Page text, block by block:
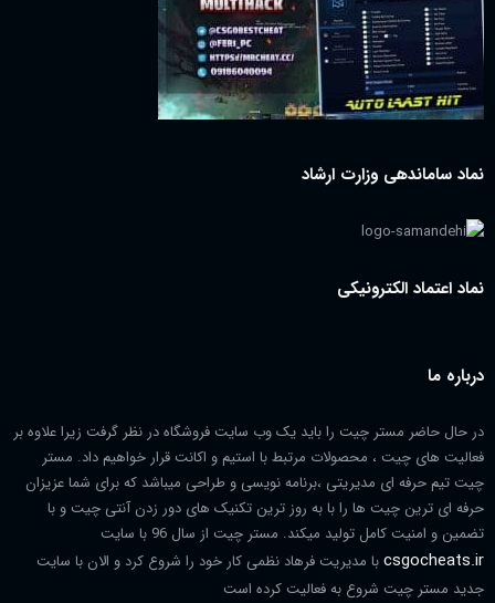
نماد ساماندهی وزارت ارشاد
نماد اعتماد الکترونیکی
درباره ما
در حال حاضر مستر چیت را باید یک وب سایت فروشگاه در نظر گرفت زیرا علاوه بر
فعالیت های چیت ، محصولات مرتبط با استیم و اکانت قرار خواهیم داد. مستر
چیت تیم حرفه ای مدیریتی ،برنامه نویسی و طراحی میباشد که برای شما عزیزان
حرفه ای ترین چیت ها را با به روز ترین تکنیک های دور زدن آنتی چیت و با
تضمین و امنیت کامل تولید میکند. مستر چیت از سال 96 با سایت
csgocheats.irبا مدیریت فرهاد نظمی کار خود را شروع کرد و الان با سایت
جدید مستر چیت شروع به فعالیت کرده است